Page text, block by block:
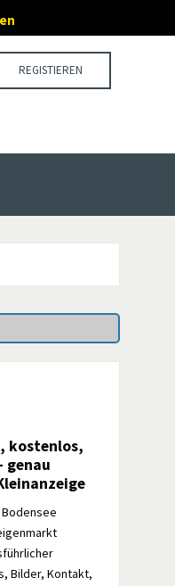
REGISTIEREN
kostenlos,
genau
Bilder, Kontakt,